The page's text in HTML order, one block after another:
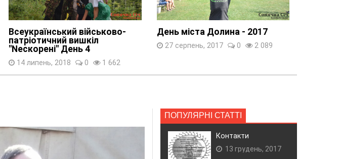
Всеукраїнський військово-
патріотичний вишкіл
"Nескорені" День 4
14 липень, 2018 0 1 662
День міста Долина - 2017
27 серпень, 2017 0 2 089
ПОПУЛЯРНІ СТАТТІ
Контакти
13 грудень, 2017